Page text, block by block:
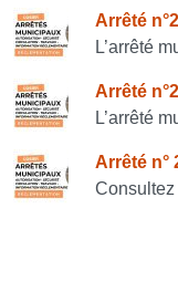
Consulter
Arrêté
L’arrêté
Arrêté
L’arrêté
Arrêté n°
Consultez